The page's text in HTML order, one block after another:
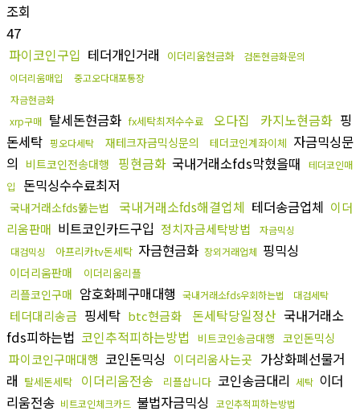
조회
47
파이코인구입 테더개인거래 이더리움현금화
검돈현금화문의
이더리움매입
중고오다대포통장
자금현금화
xrp구매 탈세돈현금화 fx세탁최저수수료 오다집 카지노현금화 핑
돈세탁 핑오다세탁 재테크자금믹싱문의 테더코인계좌이체 자금믹싱문
의 비트코인전송대행 핑현금화 국내거래소fds막혔을때
테더코인매
입
돈믹싱수수료최저
국내거래소fds뚫는법 국내거래소fds해결업체 테더송금업체 이더
리움판매 비트코인카드구입 정치자금세탁방법
자금믹싱
대검믹싱
아프리카tv돈세탁 자금현금화 장외거래업체 핑믹싱
이더리움판매 이더리움리플
리플코인구매 암호화폐구매대행 국내거래소fds우회하는법 대검세탁
테더대리송금 핑세탁 btc현금화 돈세탁당일정산 국내거래소
fds피하는법 코인추적피하는방법 비트코인송금대행 코인돈믹싱
파이코인구매대행 코인돈믹싱 이더리움사는곳 가상화폐선물거
래 탈세돈세탁 이더리움전송 리플삽니다 코인송금대리 세탁 이더
리움전송 비트코인체크카드 불법자금믹싱 코인추적피하는방법